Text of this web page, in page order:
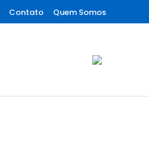
Contato Quem Somos